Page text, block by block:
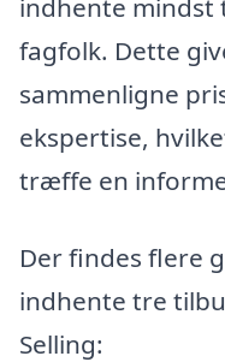
indhente mindst
fagfolk. Dette
sammenligne
ekspertise,
træffe en
Der findes flere
indhente tre
Selling: